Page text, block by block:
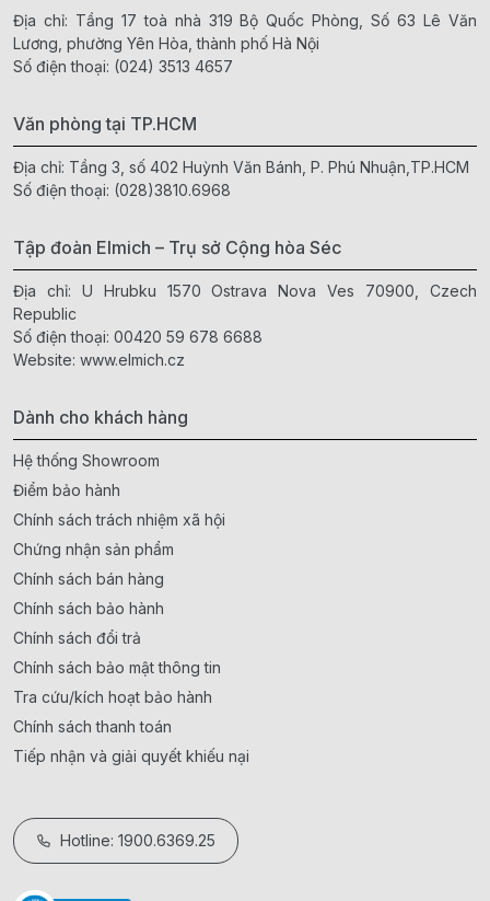
Địa chỉ: Tầng 17 toà nhà 319 Bộ Quốc Phòng, Số 63 Lê Văn
Lương, phường Yên Hòa, thành phố Hà Nội
Số điện thoại: (024) 3513 4657
Văn phòng tại TP.HCM
Địa chỉ: Tầng 3, số 402 Huỳnh Văn Bánh, P. Phú Nhuận,TP.HCM
Số điện thoại: (028)3810.6968
Tập đoàn Elmich – Trụ sở Cộng hòa Séc
Địa chỉ: U Hrubku 1570 Ostrava Nova Ves 70900, Czech
Republic
Số điện thoại: 00420 59 678 6688
Website: www.elmich.cz
Dành cho khách hàng
Hệ thống Showroom
Điểm bảo hành
Chính sách trách nhiệm xã hội
Chứng nhận sản phẩm
Chính sách bán hàng
Chính sách bảo hành
Chính sách đổi trả
Chính sách bảo mật thông tin
Tra cứu/kích hoạt bảo hành
Chính sách thanh toán
Tiếp nhận và giải quyết khiếu nại
Hotline: 1900.6369.25